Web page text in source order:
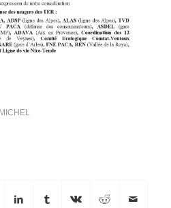
MICHEL